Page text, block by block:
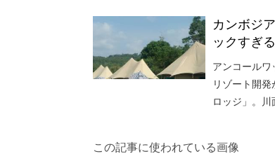
カンボジ
ックすぎ
アンコールワ
リゾート開
ロッジ」。川
この記事に使われている画像